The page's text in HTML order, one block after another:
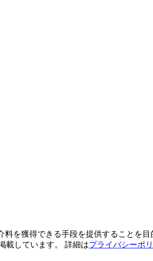
を獲得できる手段を提供することを
載しています。 詳細はプライバシーポ